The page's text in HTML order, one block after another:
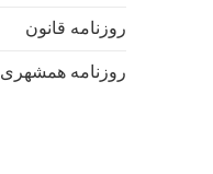
روزنامه قانون
روزنامه همشهری